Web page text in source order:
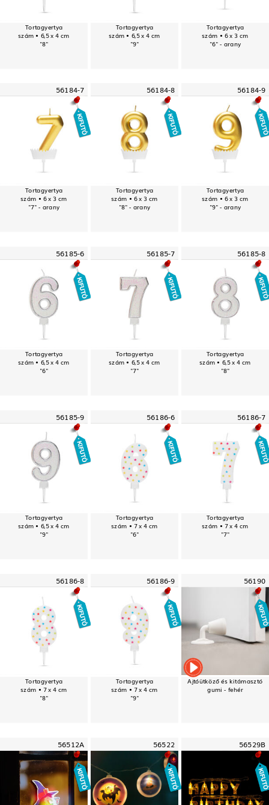
Tortagyertya
szám • 6,5 x 4 cm
"8"
Tortagyertya
szám • 6,5 x 4 cm
"9"
Tortagyertya
szám • 6 x 3 cm
"6" - arany
56184-7
Tortagyertya
szám • 6 x 3 cm
"7" - arany
56184-8
Tortagyertya
szám • 6 x 3 cm
"8" - arany
56184-9
Tortagyertya
szám • 6 x 3 cm
"9" - arany
56185-6
Tortagyertya
szám • 6,5 x 4 cm
"6"
56185-7
Tortagyertya
szám • 6,5 x 4 cm
"7"
56185-8
Tortagyertya
szám • 6,5 x 4 cm
"8"
56185-9
Tortagyertya
szám • 6,5 x 4 cm
"9"
56186-6
Tortagyertya
szám • 7 x 4 cm
"6"
56186-7
Tortagyertya
szám • 7 x 4 cm
"7"
56186-8
Tortagyertya
szám • 7 x 4 cm
"8"
56186-9
Tortagyertya
szám • 7 x 4 cm
"9"
56190
Ajtóütköző és kitámasztó
gumi - fehér
56512A 56522 56529B